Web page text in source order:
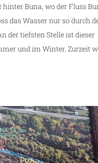
Buna, wo der Fluss
das Wasser nur so durch
der tiefsten Stelle ist dieser
und im Winter. Zurzeit